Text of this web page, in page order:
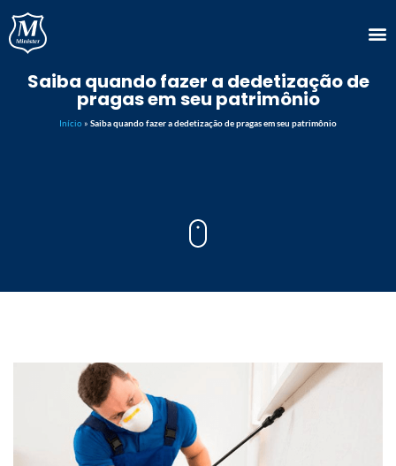
Saiba quando fazer a dedetização de
pragas em seu patrimônio
Início » Saiba quando fazer a dedetização de pragas em seu patrimônio